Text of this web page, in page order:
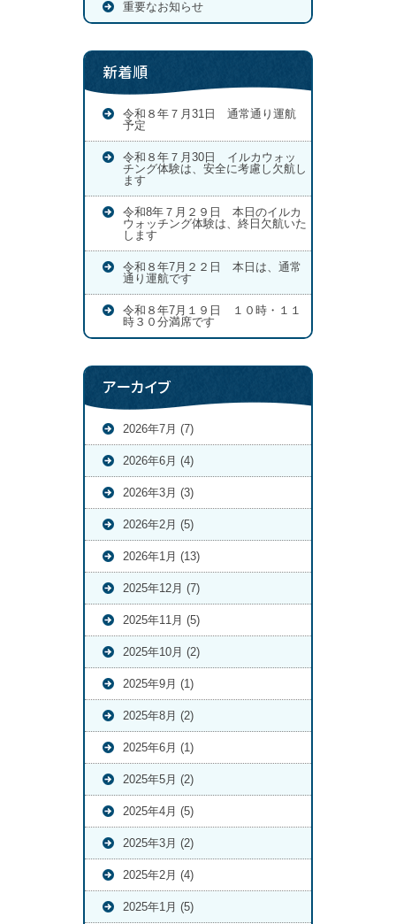
重要なお知らせ
新着順
令和８年７月31日 通常通り運航
予定
令和８年７月30日 イルカウォッ
チング体験は、安全に考慮し欠航し
ます
令和8年７月２９日 本日のイルカ
ウォッチング体験は、終日欠航いた
します
令和８年7月２２日 本日は、通常
通り運航です
令和８年7月１９日 １０時・１１
時３０分満席です
アーカイブ
2026年7月 (7)
2026年6月 (4)
2026年3月 (3)
2026年2月 (5)
2026年1月 (13)
2025年12月 (7)
2025年11月 (5)
2025年10月 (2)
2025年9月 (1)
2025年8月 (2)
2025年6月 (1)
2025年5月 (2)
2025年4月 (5)
2025年3月 (2)
2025年2月 (4)
2025年1月 (5)